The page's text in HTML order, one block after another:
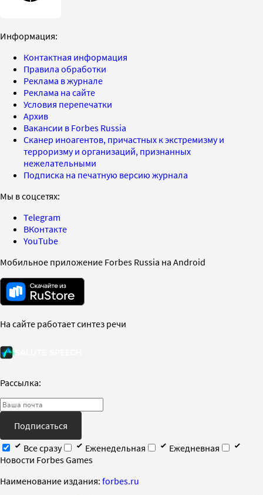
Информация:
Контактная информация
Правила обработки
Реклама в журнале
Реклама на сайте
Условия перепечатки
Архив
Вакансии в Forbes Russia
Сканер иноагентов, причастных к экстремизму и
терроризму и организаций, признанных
нежелательными
Подписка на печатную версию журнала
Мы в соцсетях:
Telegram
ВКонтакте
YouTube
Мобильное приложение Forbes Russia на Android
На сайте работает синтез речи
Рассылка:
Подписаться
Все сразу
Еженедельная
Ежедневная
Новости Forbes Games
Наименование издания: forbes.ru